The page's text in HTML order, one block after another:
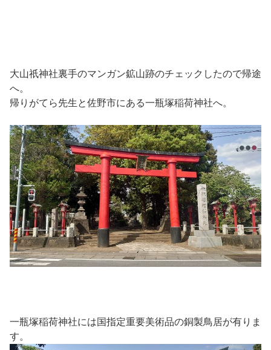
大山祇神社裏手のマンガン鉱山跡のチェックしたので帰途
へ。
帰りがてら先生と佐野市にある一瓶塚稲荷神社へ。
一瓶塚稲荷神社には国指定重要美術品の銅製鳥居が有りま
す。